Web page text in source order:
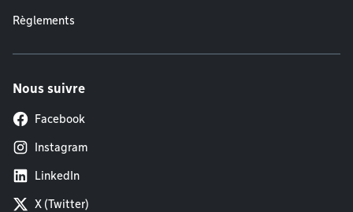
Règlements
Nous suivre
Facebook
Instagram
LinkedIn
X (Twitter)